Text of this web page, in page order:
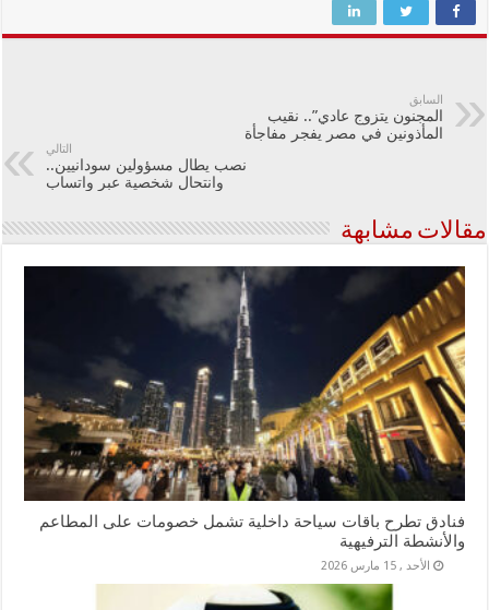
السابق
المجنون يتزوج عادي”.. نقيب
المأذونين في مصر يفجر مفاجأة
التالي
نصب يطال مسؤولين سودانيين..
وانتحال شخصية عبر واتساب
مقالات مشابهة
فنادق تطرح باقات سياحة داخلية تشمل خصومات على المطاعم
والأنشطة الترفيهية
الأحد , 15 مارس 2026